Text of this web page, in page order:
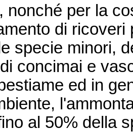
nonché per la
di
specie minori,
concimai e
ed in
al 50% della